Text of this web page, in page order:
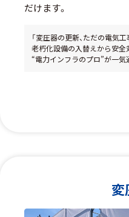
だけます。
「変圧器の更新、ただの電気
老朽化設備の入替えから安全
“電力インフラのプロ”が一気
変